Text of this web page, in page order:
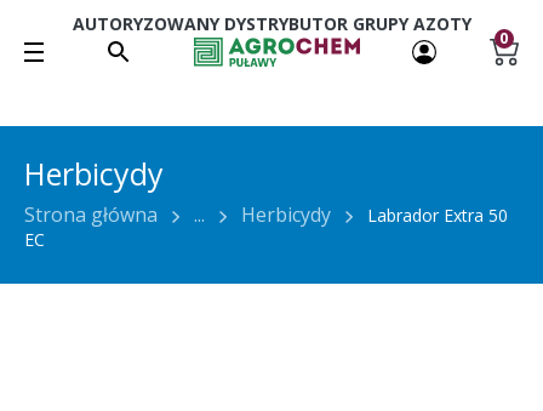
AUTORYZOWANY DYSTRYBUTOR GRUPY AZOTY
0
Herbicydy
Strona główna ... Herbicydy
Labrador Extra 50
EC